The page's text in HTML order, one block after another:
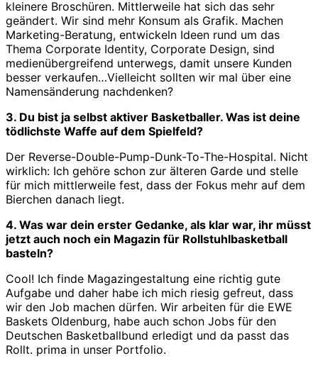
kleinere Broschüren. Mittlerweile hat sich das sehr
geändert. Wir sind mehr Konsum als Grafik. Machen
Marketing-Beratung, entwickeln Ideen rund um das
Thema Corporate Identity, Corporate Design, sind
medienübergreifend unterwegs, damit unsere Kunden
besser verkaufen…Vielleicht sollten wir mal über eine
Namensänderung nachdenken?
3. Du bist ja selbst aktiver Basketballer. Was ist deine
tödlichste Waffe auf dem Spielfeld?
Der Reverse-Double-Pump-Dunk-To-The-Hospital. Nicht
wirklich: Ich gehöre schon zur älteren Garde und stelle
für mich mittlerweile fest, dass der Fokus mehr auf dem
Bierchen danach liegt.
4. Was war dein erster Gedanke, als klar war, ihr müsst
jetzt auch noch ein Magazin für Rollstuhlbasketball
basteln?
Cool! Ich finde Magazingestaltung eine richtig gute
Aufgabe und daher habe ich mich riesig gefreut, dass
wir den Job machen dürfen. Wir arbeiten für die EWE
Baskets Oldenburg, habe auch schon Jobs für den
Deutschen Basketballbund erledigt und da passt das
Rollt. prima in unser Portfolio.